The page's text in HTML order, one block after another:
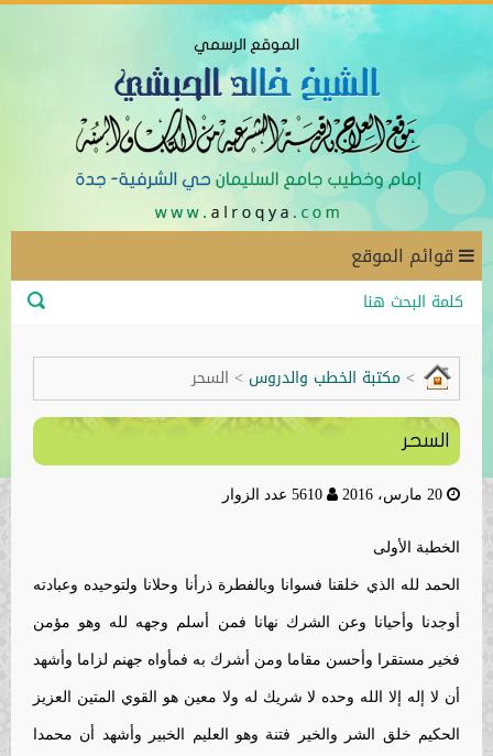
قوائم الموقع
> مكتبة الخطب والدروس > السحر
السحر
الخطبة الأولى
الحمد لله الذي خلقنا فسوانا وبالفطرة ذرأنا وحلانا ولتوحيده وعبادته
أوجدنا وأحيانا وعن الشرك نهانا فمن أسلم وجهه لله وهو مؤمن
فخير مستقرا وأحسن مقاما ومن أشرك به فمأواه جهنم لزاما وأشهد
أن لا إله إلا الله وحده لا شريك له ولا معين هو القوي المتين العزيز
الحكيم خلق الشر والخير فتنة وهو العليم الخبير وأشهد أن محمدا